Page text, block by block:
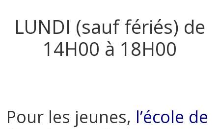
LUNDI (sauf fériés) de
14H00 à 18H00
Pour les jeunes, l’école de